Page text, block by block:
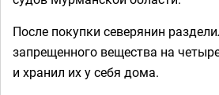
После покупки северянин
запрещенного вещества на
и хранил их у себя дома.